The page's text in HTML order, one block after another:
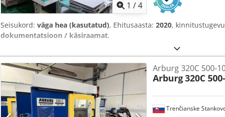
1 /4
Seisukord: väga hea (kasutatud), Ehitusaasta: 2020,
dokumentatsioon / käsiraamat,
Trenčianske
Arburg 320C 500-
Arburg320C